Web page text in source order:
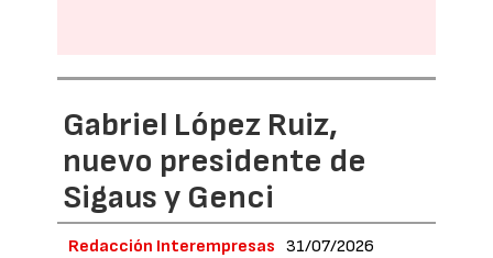
Gabriel López Ruiz,
nuevo presidente de
Sigaus y Genci
Redacción Interempresas 31/07/2026